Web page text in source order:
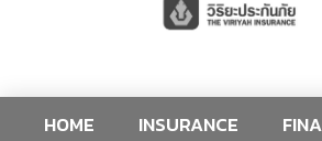
HOME INSURANCE